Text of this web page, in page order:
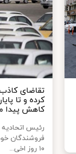
تقاضای
کاهش پیدا
رئیس اتحادیه
فروشندگان
۱۰ روز اخی...